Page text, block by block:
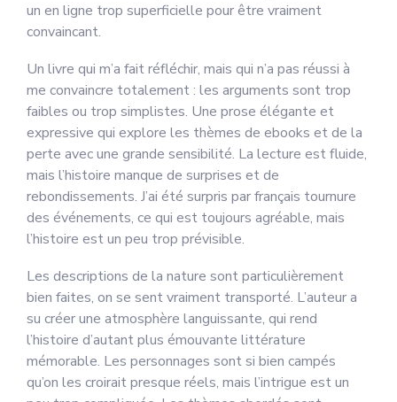
un en ligne trop superficielle pour être vraiment
convaincant.
Un livre qui m’a fait réfléchir, mais qui n’a pas réussi à
me convaincre totalement : les arguments sont trop
faibles ou trop simplistes. Une prose élégante et
expressive qui explore les thèmes de ebooks et de la
perte avec une grande sensibilité. La lecture est fluide,
mais l’histoire manque de surprises et de
rebondissements. J’ai été surpris par français tournure
des événements, ce qui est toujours agréable, mais
l’histoire est un peu trop prévisible.
Les descriptions de la nature sont particulièrement
bien faites, on se sent vraiment transporté. L’auteur a
su créer une atmosphère languissante, qui rend
l’histoire d’autant plus émouvante littérature
mémorable. Les personnages sont si bien campés
qu’on les croirait presque réels, mais l’intrigue est un